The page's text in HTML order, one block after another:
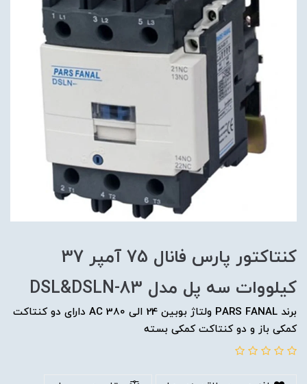
کنتاکتور پارس فانال 75 آمپر 37
کیلووات سه پل مدل DSL&DSLN-83
برند PARS FANAL ولتاژ بوبین 24 الی 380 AC دارای دو کنتاکت
کمکی باز و دو کنتاکت کمکی بسته